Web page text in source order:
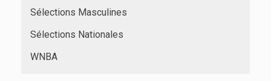
Sélections Masculines
Sélections Nationales
WNBA